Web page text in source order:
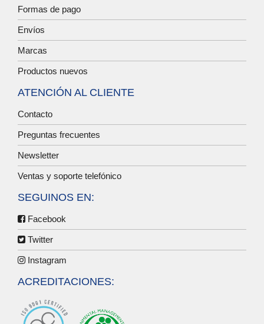
Formas de pago
Envíos
Marcas
Productos nuevos
ATENCIÓN AL CLIENTE
Contacto
Preguntas frecuentes
Newsletter
Ventas y soporte telefónico
SEGUINOS EN:
Facebook
Twitter
Instagram
ACREDITACIONES: